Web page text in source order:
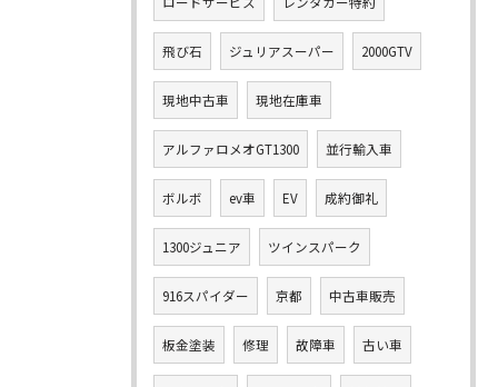
飛び石 ジュリアスーパー 2000GTV
現地中古車 現地在庫車
アルファロメオGT1300 並行輸入車
ボルボ ev車 EV 成約御礼
1300ジュニア ツインスパーク
916スパイダー 京都 中古車販売
板金塗装 修理 故障車 古い車